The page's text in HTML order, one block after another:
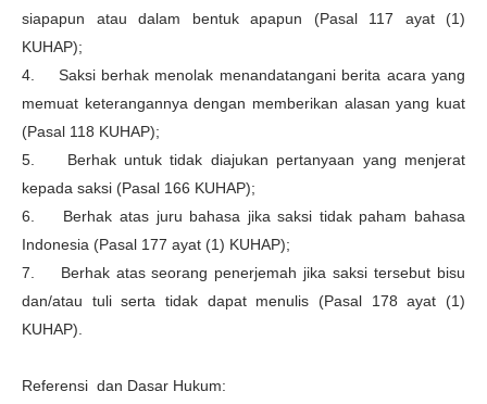
siapapun atau dalam bentuk apapun (Pasal 117 ayat (1)
KUHAP);
4. Saksi berhak menolak menandatangani berita acara yang
memuat keterangannya dengan memberikan alasan yang kuat
(Pasal 118 KUHAP);
5. Berhak untuk tidak diajukan pertanyaan yang menjerat
kepada saksi (Pasal 166 KUHAP);
6. Berhak atas juru bahasa jika saksi tidak paham bahasa
Indonesia (Pasal 177 ayat (1) KUHAP);
7. Berhak atas seorang penerjemah jika saksi tersebut bisu
dan/atau tuli serta tidak dapat menulis (Pasal 178 ayat (1)
KUHAP).
Referensi dan Dasar Hukum: